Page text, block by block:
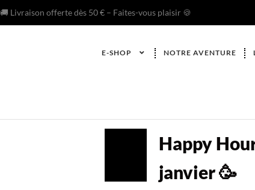
🚚 Livraison offerte dès 50 € – Faites-vous plaisir 🍪
E-SHOP NOTRE AVENTURE
Happy
janvier 🥳